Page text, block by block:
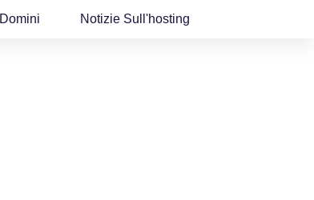
Domini Notizie Sull'hosting